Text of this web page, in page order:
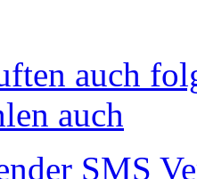
auch
auch
SMS